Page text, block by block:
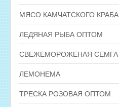
МЯСО КАМЧАТСКОГО КРАБА
ЛЕДЯНАЯ РЫБА ОПТОМ
СВЕЖЕМОРОЖЕНАЯ СЕМГА
ЛЕМОНЕМА
ТРЕСКА РОЗОВАЯ ОПТОМ